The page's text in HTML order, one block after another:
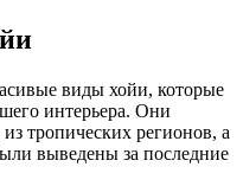
виды хойи, которые
интерьера. Они
тропических регионов, а
выведены за последние